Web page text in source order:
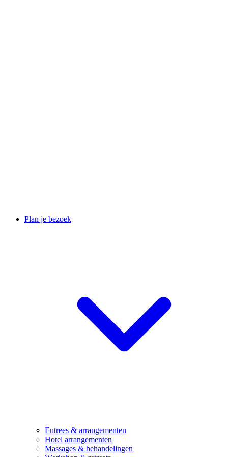
Plan je bezoek
Entrees & arrangementen
Hotel arrangementen
Massages & behandelingen